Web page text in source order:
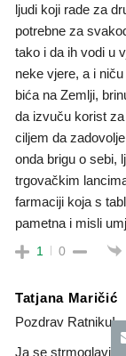
ljudi koji rade za
potrebne za
tako i da ih vodi u
neke vjere, a i
bića na Zemlji,
da izvuču korist
ciljem da
onda brigu o sebi,
trgovačkim
farmaciji koja s
pametna i misli
1 0
Tatjana Maričić
Pozdrav Ratniku!
Ja se strmoglavih